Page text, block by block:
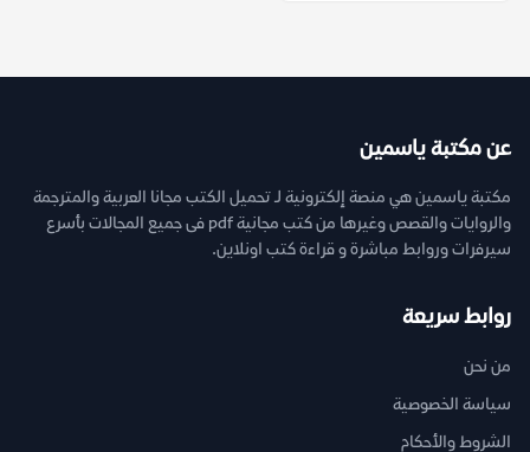
عن مكتبة ياسمين
مكتبة ياسمين هي منصة إلكترونية لـ تحميل الكتب مجانا العربية والمترجمة
والروايات والقصص وغيرها من كتب مجانية pdf فى جميع المجالات بأسرع
سيرفرات وروابط مباشرة و قراءة كتب اونلاين.
روابط سريعة
من نحن
سياسة الخصوصية
الشروط والأحكام